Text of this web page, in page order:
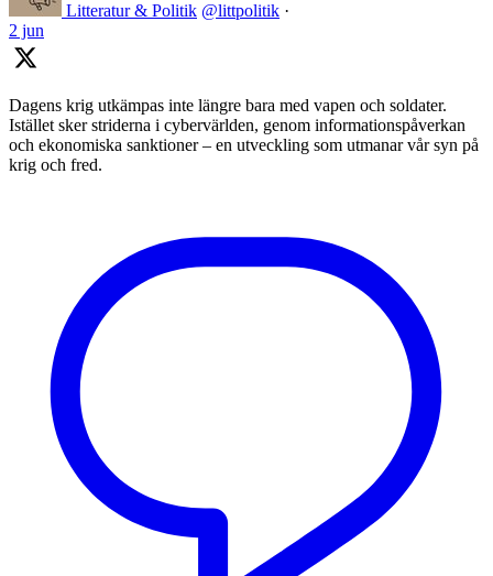
Litteratur & Politik @littpolitik ·
2 jun
Dagens krig utkämpas inte längre bara med vapen och soldater.
Istället sker striderna i cybervärlden, genom informationspåverkan
och ekonomiska sanktioner – en utveckling som utmanar vår syn på
krig och fred.